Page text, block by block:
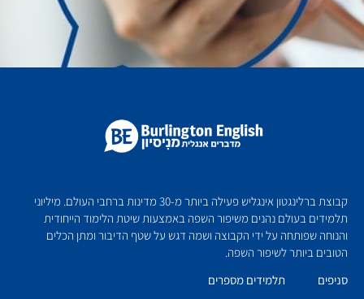
קבוצת ברלינגטון אינגליש פעילה ביותר מ-30 מדינות ברחבי העולם. מיליוני
תלמידים בעולם נהנים משיפור השפה באמצעות שיטת הלימוד הייחודית
והנוחה שפותחה על ידי הקבוצה ושמה דגש על שטף הדיבור ומתן הכלים
הטובים ביותר לשיפור השפה.
סניפים
תלמידים מספרים